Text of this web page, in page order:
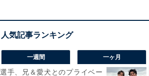
一週間 一ヶ月
手、兄＆愛犬とのプライベー